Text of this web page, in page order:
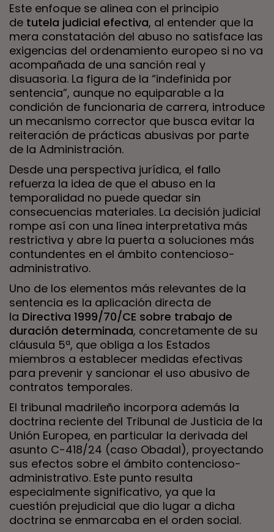
Este enfoque se alinea con el principio
de tutela judicial efectiva, al entender que la
mera constatación del abuso no satisface las
exigencias del ordenamiento europeo si no va
acompañada de una sanción real y
disuasoria. La figura de la “indefinida por
sentencia”, aunque no equiparable a la
condición de funcionaria de carrera, introduce
un mecanismo corrector que busca evitar la
reiteración de prácticas abusivas por parte
de la Administración.
Desde una perspectiva jurídica, el fallo
refuerza la idea de que el abuso en la
temporalidad no puede quedar sin
consecuencias materiales. La decisión judicial
rompe así con una línea interpretativa más
restrictiva y abre la puerta a soluciones más
contundentes en el ámbito contencioso-
administrativo.
Uno de los elementos más relevantes de la
sentencia es la aplicación directa de
la Directiva 1999/70/CE sobre trabajo de
duración determinada, concretamente de su
cláusula 5ª, que obliga a los Estados
miembros a establecer medidas efectivas
para prevenir y sancionar el uso abusivo de
contratos temporales.
El tribunal madrileño incorpora además la
doctrina reciente del Tribunal de Justicia de la
Unión Europea, en particular la derivada del
asunto C-418/24 (caso Obadal), proyectando
sus efectos sobre el ámbito contencioso-
administrativo. Este punto resulta
especialmente significativo, ya que la
cuestión prejudicial que dio lugar a dicha
doctrina se enmarcaba en el orden social.